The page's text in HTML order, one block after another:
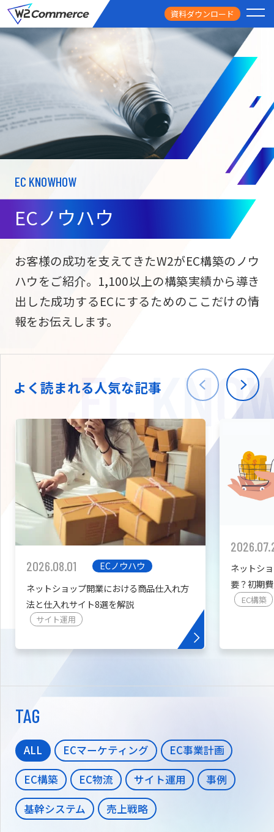
資料ダウンロード
サービス
ECサイト構築
サブスク/定期通販
ECサイト構築
海外進出・現地
W2
拡張プラグイン一覧
カスタマイズ開発
PRICE
料金
FEATURE
導入事例
USEFUL
お役立ち情報
NEWS
ニュース
会社情報
TW
EC KNOWHOW
ECノウハウ
お客様の成功を支えてきたW2がEC構築のノウ
ハウをご紹介。1,100以上の構築実績から導き
出した成功するECにするためのここだけの情
報をお伝えします。
よく読まれる人気な記事
2026.08.01
ECノウハウ
ネットショップ開業における商品仕入れ方
法と仕入れサイト8選を解説
サイト運用
ネットシ
要？初期
を紹介
EC構築
TAG
ALL ECマーケティング
EC事業計画
EC構築
EC物流 サイト運用
事例
基幹システム
売上戦略